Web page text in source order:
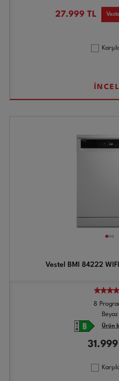
27.999 TL
Vestel BMI 84222
8
Beyaz
Ürün
31.999